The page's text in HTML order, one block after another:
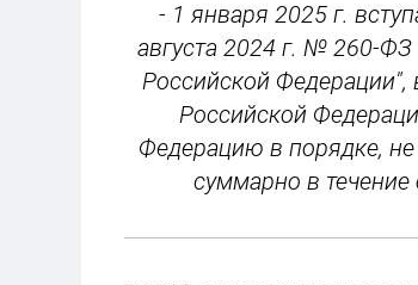
- 1 января 2025 г.
августа 2024 г. № 260-
Российской Федерации",
Российской
Федерацию в порядке,
суммарно в течение